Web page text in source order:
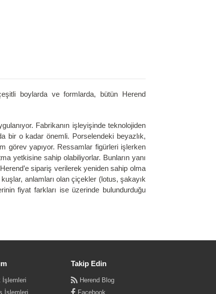
boylarda ve formlarda, bütün Herend
Fabrikanın işleyişinde teknolojiden
bir o kadar önemli. Porselendeki beyazlık,
görev yapıyor. Ressamlar figürleri işlerken
yetkisine sahip olabiliyorlar. Bunların yanı
sipariş verilerek yeniden sahip olma
anlamları olan çiçekler (lotus, şakayık
fiyat farkları ise üzerinde bulundurduğu
İşlemleri
İşlemleri
Takip Edin
Herend Blog
Facebook